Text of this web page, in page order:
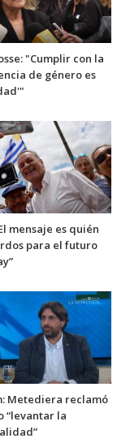
"Cumplir con la
de género es
mensaje es quién
para el futuro
Metediera reclamó
“levantar la